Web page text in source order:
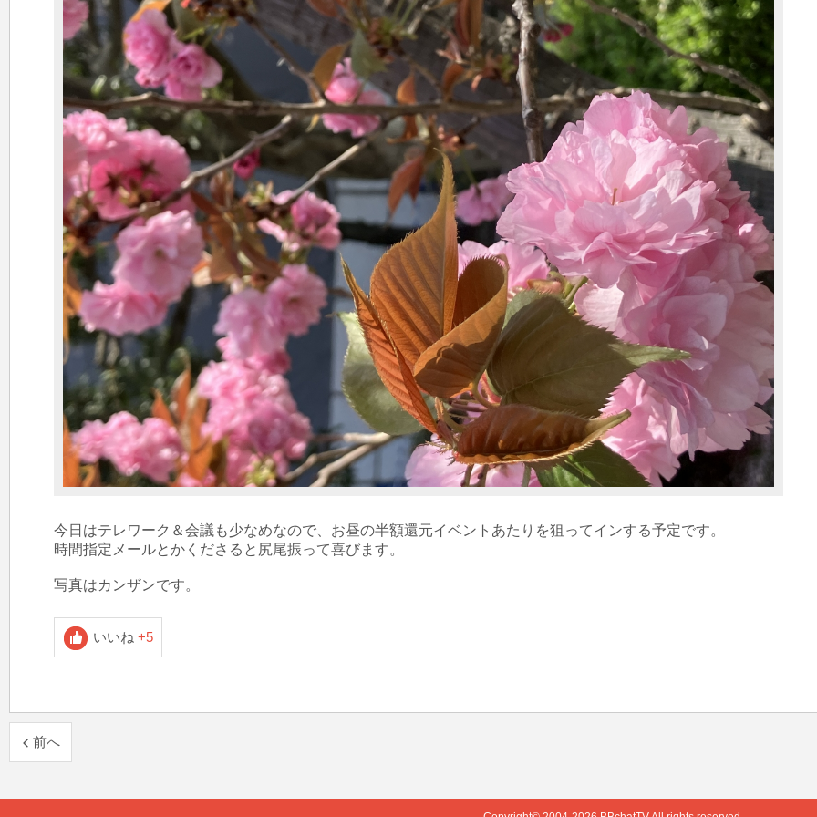
今日はテレワーク＆会議も少なめなので、お昼の半額還元イベントあたりを狙ってインする予定です。
時間指定メールとかくださると尻尾振って喜びます。
写真はカンザンです。
いいね +5
前へ